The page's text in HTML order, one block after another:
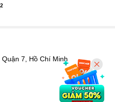
2
7, Hồ Chí Minh